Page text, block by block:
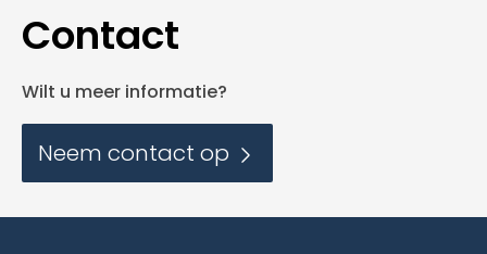
Contact
Wilt u meer informatie?
Neem contact op